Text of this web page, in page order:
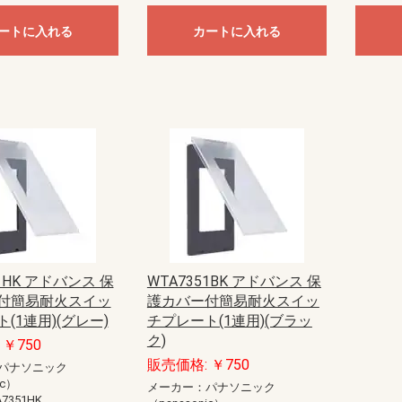
トに入れる カートに入れる
アドバンス 保
簡易耐火スイッ
(1連用)(グレー)
750
ナソニック
WTA7351BK アドバンス 保
護カバー付簡易耐火スイッ
チプレート(1連用)(ブラッ
ク)
販売価格: ￥750
メーカー：パナソニック